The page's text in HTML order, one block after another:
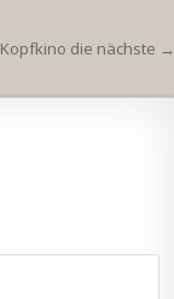
Kopfkino die nächste →